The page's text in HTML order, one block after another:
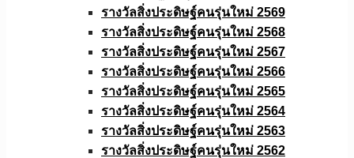
รางวัลสิ่งประดิษฐ์คนรุ่นใหม่ 2569
รางวัลสิ่งประดิษฐ์คนรุ่นใหม่ 2568
รางวัลสิ่งประดิษฐ์คนรุ่นใหม่ 2567
รางวัลสิ่งประดิษฐ์คนรุ่นใหม่ 2566
รางวัลสิ่งประดิษฐ์คนรุ่นใหม่ 2565
รางวัลสิ่งประดิษฐ์คนรุ่นใหม่ 2564
รางวัลสิ่งประดิษฐ์คนรุ่นใหม่ 2563
รางวัลสิ่งประดิษฐ์คนรุ่นใหม่ 2562